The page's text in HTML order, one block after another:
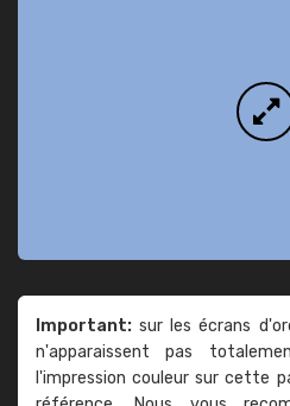
Important: sur les écrans
n'apparaissent pas
l'impression couleur sur cette